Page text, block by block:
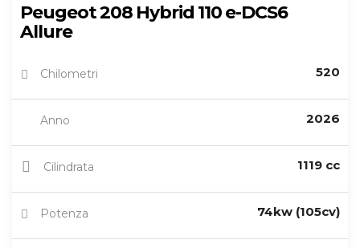
Peugeot 208 Hybrid 110 e-DCS6
Allure
Chilometri 520
Anno 2026
Cilindrata 1119 cc
Potenza 74kw (105cv)